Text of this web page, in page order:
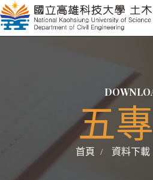
五
首頁 資料下載